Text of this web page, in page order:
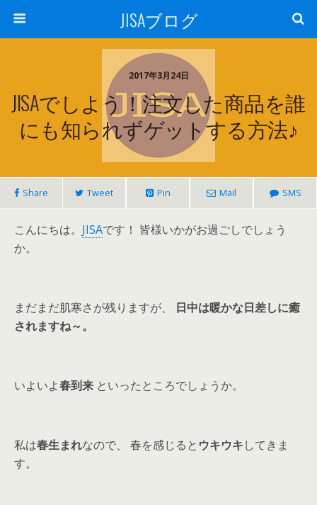
JISAブログ
2017年3月24日
JISAでしよう！注文した商品を誰
にも知られずゲットする方法♪
Share Tweet Pin Mail SMS
こんにちは。 JISAです！ 皆様いかがお過ごしでしょう
か。
まだまだ肌寒さが残りますが、 日中は暖かな日差しに癒
されますね～。
いよいよ春到来 といったところでしょうか。
私は春生まれなので、 春を感じると ウキウキしてきま
す。